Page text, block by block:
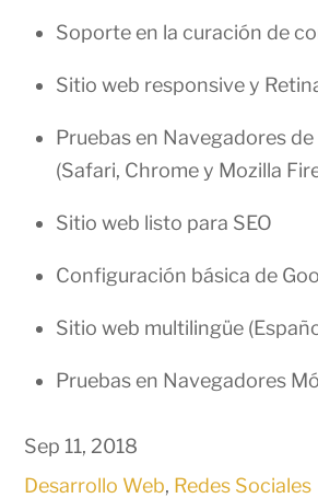
Soporte en la curación de
Sitio web responsive y
Pruebas en Navegadores
(Safari, Chrome y Mozilla
Sitio web listo para SEO
Configuración básica de
Sitio web multilingüe
Pruebas en Navegadores
Sep 11, 2018
Desarrollo Web, Redes Sociales